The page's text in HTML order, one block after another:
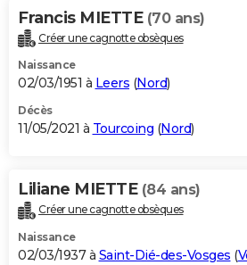
Francis MIETTE (70 ans)
Créer une cagnotte obsèques
Naissance
02/03/1951 à Leers (Nord)
Décès
11/05/2021 à Tourcoing (Nord)
Liliane MIETTE (84 ans)
Créer une cagnotte obsèques
Naissance
02/03/1937 à Saint-Dié-des-Vosges (